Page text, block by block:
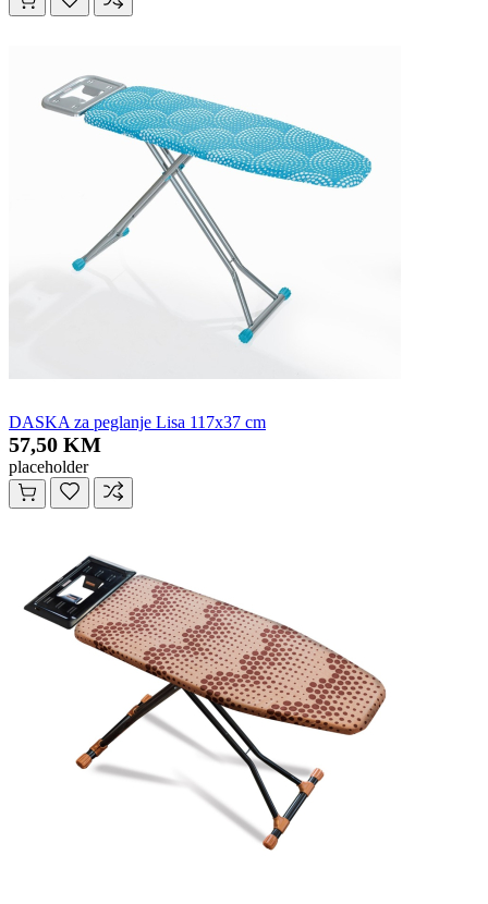
DASKA za peglanje Lisa 117x37 cm
57,50 KM
placeholder